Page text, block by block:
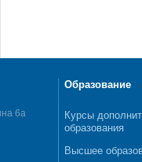
6а
Образование
Курсы
образования
Высшее